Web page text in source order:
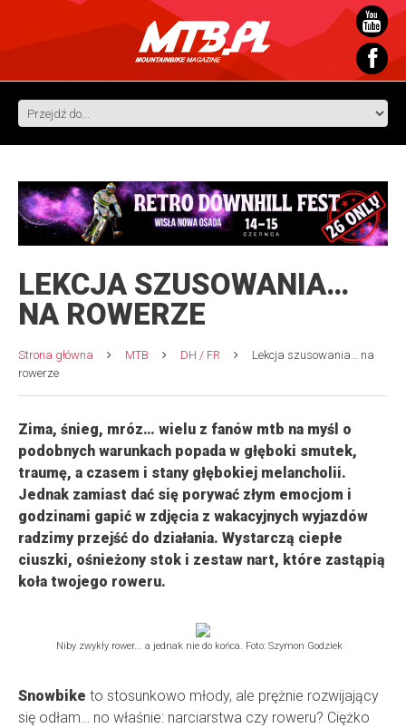
LEKCJA SZUSOWANIA…
NA ROWERZE
Strona główna MTB DH / FR
Lekcja szusowania… na
rowerze
Zima, śnieg, mróz… wielu z fanów mtb na myśl o
podobnych warunkach popada w głęboki smutek,
traumę, a czasem i stany głębokiej melancholii.
Jednak zamiast dać się porywać złym emocjom i
godzinami gapić w zdjęcia z wakacyjnych wyjazdów
radzimy przejść do działania. Wystarczą ciepłe
ciuszki, ośnieżony stok i zestaw nart, które zastąpią
koła twojego roweru.
Niby zwykły rower... a jednak nie do końca. Foto: Szymon Godziek
Snowbike to stosunkowo młody, ale prężnie rozwijający
się odłam… no właśnie: narciarstwa czy roweru? Ciężko